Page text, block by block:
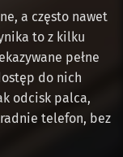
a często nawet
to z kilku
pełne
do nich
odcisk palca,
telefon, bez